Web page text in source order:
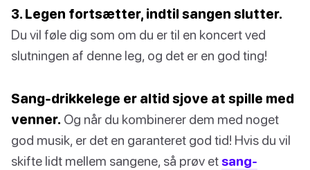
3. Legen fortsætter, indtil sangen slutter.
Du vil føle dig som om du er til en koncert ved
slutningen af denne leg, og det er en god ting!
Sang-drikkelege er altid sjove at spille med
venner. Og når du kombinerer dem med noget
god musik, er det en garanteret god tid! Hvis du vil
skifte lidt mellem sangene, så prøv et sang-